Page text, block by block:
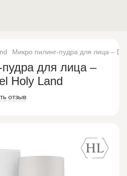
Микро пилинг-пудра для лица –
для лица –
Holy Land
отзыв